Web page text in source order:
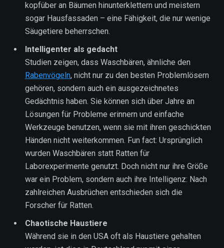
kopfüber an Bäumen hinunterklettern und meistern
sogar Hausfassaden – eine Fähigkeit, die nur wenige
Säugetiere beherrschen.
Intelligenter als gedacht
Studien zeigen, dass Waschbären, ähnliche den
Rabenvögeln, nicht nur zu den besten Problemlösern
gehören, sondern auch ein ausgezeichnetes
Gedächtnis haben. Sie können sich über Jahre an
Lösungen für Probleme erinnern und einfache
Werkzeuge benutzen, wenn sie mit ihren geschickten
Händen nicht weiterkommen. Fun fact: Ursprünglich
wurden Waschbären statt Ratten für
Laborexperimente genutzt. Doch nicht nur ihre Größe
war ein Problem, sondern auch ihre Intelligenz: Nach
zahlreichen Ausbrüchen entschieden sich die
Forscher für Ratten.
Chaotische Haustiere
Während sie in den USA oft als Haustiere gehalten